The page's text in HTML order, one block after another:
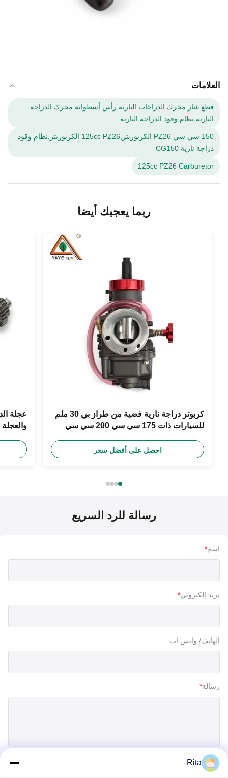
العلامات
قطع غيار محرك الدراجات النارية,رأس أسطوانة محرك الدراجة
النارية,نظام وقود الدراجة النارية
150 سي سي PZ26 الكربوريتر,125cc PZ26 الكربوريتر,نظام وقود
دراجة نارية CG150
125cc PZ26 Carburetor
ربما يعجبك أيضا
كربوتر دراجة نارية فضية من طراز بي 30 ملم
للسيارات ذات 175 سي سي 200 سي سي
احصل على أفضل سعر
عجلة
رسالة للرد السريع
اسم*
بريد إلكتروني*
الهاتف/ واتس اب
رسالة*
Rita